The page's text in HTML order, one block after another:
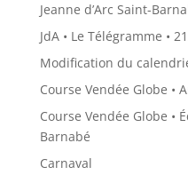
Jeanne d’Arc Saint-
JdA • Le Télégramme •
Modification du
Course Vendée Globe •
Course Vendée Globe •
Barnabé
Carnaval